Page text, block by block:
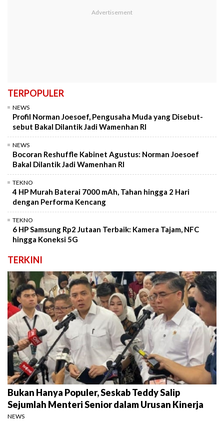
TERPOPULER
NEWS
Profil Norman Joesoef, Pengusaha Muda yang Disebut-
sebut Bakal Dilantik Jadi Wamenhan RI
NEWS
Bocoran Reshuffle Kabinet Agustus: Norman Joesoef
Bakal Dilantik Jadi Wamenhan RI
TEKNO
4 HP Murah Baterai 7000 mAh, Tahan hingga 2 Hari
dengan Performa Kencang
TEKNO
6 HP Samsung Rp2 Jutaan Terbaik: Kamera Tajam, NFC
hingga Koneksi 5G
TERKINI
Bukan Hanya Populer, Seskab Teddy Salip
Sejumlah Menteri Senior dalam Urusan Kinerja
NEWS